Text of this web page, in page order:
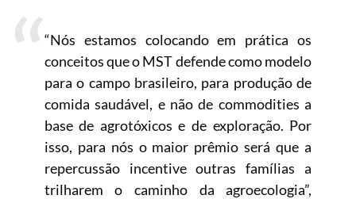
“Nós estamos colocando em prática os
conceitos que o MST defende como modelo
para o campo brasileiro, para produção de
comida saudável, e não de commodities a
base de agrotóxicos e de exploração. Por
isso, para nós o maior prêmio será que a
repercussão incentive outras famílias a
trilharem o caminho da agroecologia”,